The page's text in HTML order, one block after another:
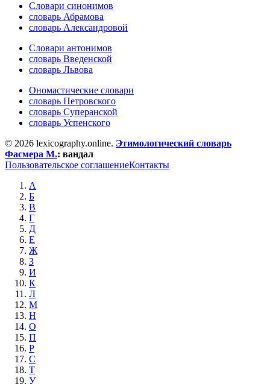
Словари синонимов
словарь Абрамова
словарь Александровой
Словари антонимов
словарь Введенской
словарь Львова
Ономастические словари
словарь Петровского
словарь Суперанской
словарь Успенского
© 2026 lexicography.online. Этимологический словарь
Фасмера М.: вандал
Пользовательское соглашениеКонтакты
А
Б
В
Г
Д
Е
Ж
З
И
К
Л
М
Н
О
П
Р
С
Т
У